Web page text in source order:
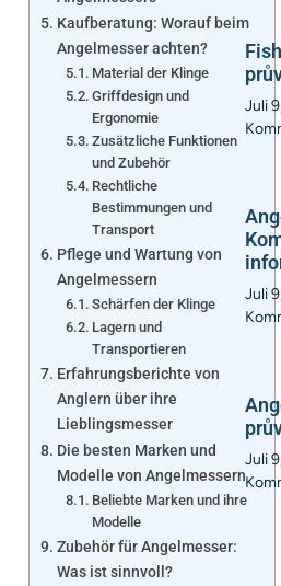
Kaufberatung: Worauf beim
Angelmesser achten?
Material der Klinge
Griffdesign und
Ergonomie
Zusätzliche Funktionen
und Zubehör
Rechtliche
Bestimmungen und
Transport
Pflege und Wartung von
Angelmessern
Schärfen der Klinge
Lagern und
Transportieren
Erfahrungsberichte von
Anglern über ihre
Lieblingsmesser
Die besten Marken und
Modelle von Angelmessern
Beliebte Marken und ihre
Modelle
Zubehör für Angelmesser:
Was ist sinnvoll?
Juli
Juli
Juli